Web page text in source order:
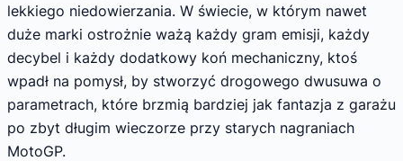
lekkiego niedowierzania. W świecie, w którym nawet
duże marki ostrożnie ważą każdy gram emisji, każdy
decybel i każdy dodatkowy koń mechaniczny, ktoś
wpadł na pomysł, by stworzyć drogowego dwusuwa o
parametrach, które brzmią bardziej jak fantazja z garażu
po zbyt długim wieczorze przy starych nagraniach
MotoGP.